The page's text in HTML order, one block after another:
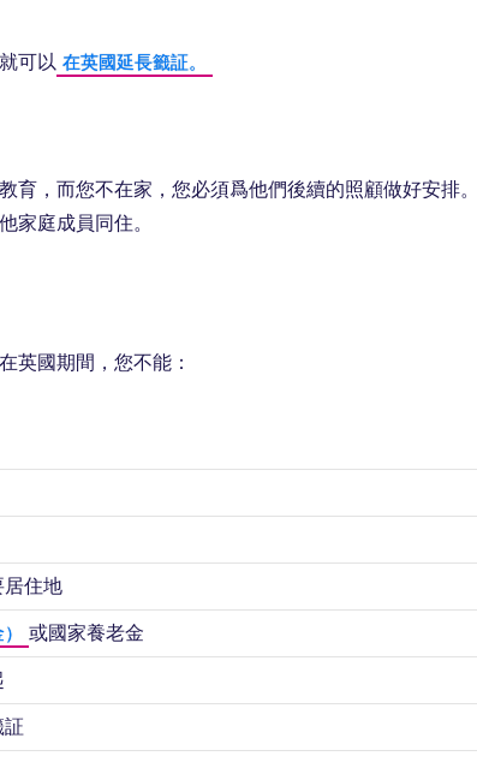
可以 在英國延長籤証。
育，而您不在家，您必須爲他們後續的照顧做好安
家庭成員同住。
英國期間，您不能：
居住地
或國家養老金
証